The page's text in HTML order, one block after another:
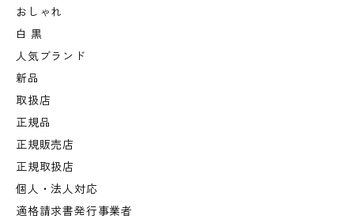
おしゃれ
白 黒
人気ブランド
新品
取扱店
正規品
正規販売店
正規取扱店
個人・法人対応
適格請求書発行事業者